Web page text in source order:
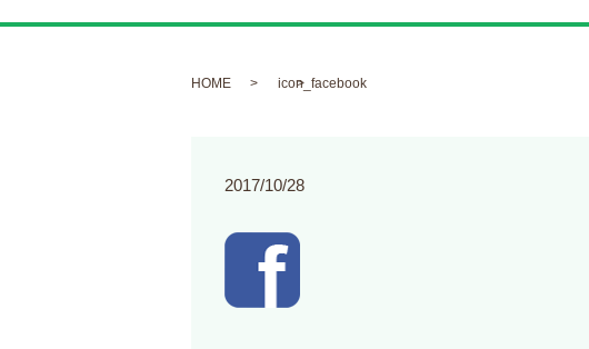
HOME icon_facebook
2017/10/28